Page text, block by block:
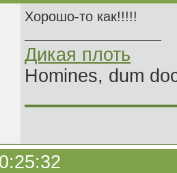
Хорошо-то как!!!!!
Дикая плоть
Homines, dum